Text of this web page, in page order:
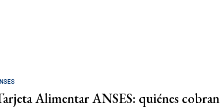
Alimentar ANSES: quiénes cobran